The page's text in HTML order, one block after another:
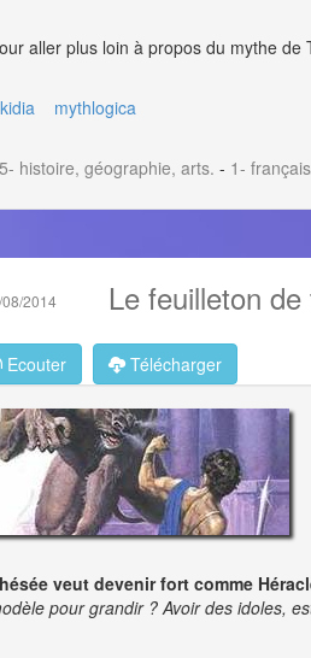
aller plus loin à propos du mythe de
mythlogica
5- histoire, géographie, arts. - 1-
2014 Le feuilleton
Ecouter Télécharger
veut devenir fort comme
pour grandir ? Avoir des idoles,